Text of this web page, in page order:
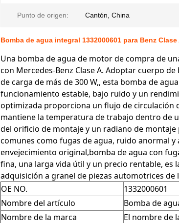
Punto de origen: Cantón, China
Bomba de agua integral 1332000601 para Benz Clase
Una bomba de agua de motor de compra de
con Mercedes-Benz Clase A. Adoptar cuerpo
de carga de más de 300 W,, esta bomba de
funcionamiento estable, bajo ruido y un
optimizada proporciona un flujo de circulación
mantiene la temperatura de trabajo dentro de
del orificio de montaje y un radiano de
comunes como fugas de agua, ruido anormal
envejecimiento original,bomba de agua con
fina, una larga vida útil y un precio rentable,
adquisición a granel de piezas automotrices de
OE NO.
1332000601
Nombre del artículo
Bomba de
Nombre de la marca
El nombre de